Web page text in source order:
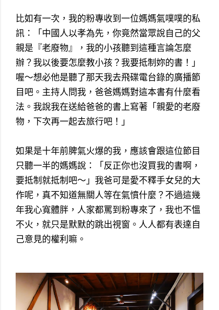
比如有一次，我的粉專收到一位媽媽氣噗噗的私
訊：「中國人以孝為先，你竟然當眾說自己的父
親是『老廢物』，我的小孩聽到這種言論怎麼
辦？我以後要怎麼教小孩？我要抵制妳的書！」
喔～想必他是聽了那天我去飛碟電台錄的廣播節
目吧。主持人問我，爸爸媽媽對這本書有什麼看
法。我說我在送給爸爸的書上寫著「親愛的老廢
物，下次再一起去旅行吧！」
如果是十年前脾氣火爆的我，應該會跟這位節目
只聽一半的媽媽說：「反正你也沒買我的書啊，
要抵制就抵制吧～」我爸可是愛不釋手女兒的大
作呢，真不知道無關人等在氣憤什麼？不過這幾
年我心寬體胖，人家都罵到粉專來了，我也不慍
不火，就只是默默的跳出視窗。人人都有表達自
己意見的權利嘛。